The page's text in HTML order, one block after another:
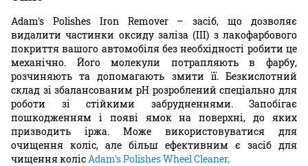
Adam's Polishes Iron Remover – засіб, що дозволяє
видалити частинки оксиду заліза (III) з лакофарбового
покриття вашого автомобіля без необхідності робити це
механічно. Його молекули потрапляють в фарбу,
розчиняють та допомагають змити її. Безкислотний
склад зі збалансованим pH розроблений спеціально для
роботи зі стійкими забрудненнями. Запобігає
пошкодженням і появі ямок на поверхні, до яких
призводить іржа. Може використовуватися для
очищення коліс, але більш ефективним є засіб для
чищення коліс Adam's Polishes Wheel Cleaner.